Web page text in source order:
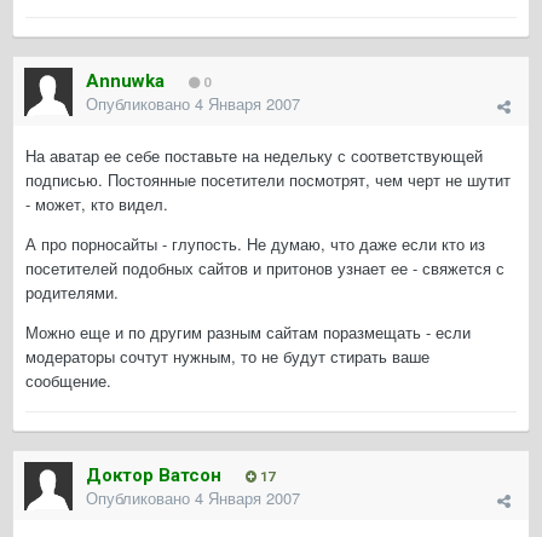
Annuwka 0
Опубликовано 4 Января 2007
На аватар ее себе поставьте на недельку с соответствующей
подписью. Постоянные посетители посмотрят, чем черт не шутит
- может, кто видел.
А про порносайты - глупость. Не думаю, что даже если кто из
посетителей подобных сайтов и притонов узнает ее - свяжется с
родителями.
Можно еще и по другим разным сайтам поразмещать - если
модераторы сочтут нужным, то не будут стирать ваше
сообщение.
Доктор Ватсон 17
Опубликовано 4 Января 2007